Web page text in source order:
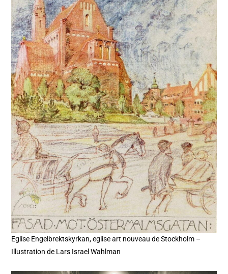
Eglise Engelbrektskyrkan, eglise art nouveau de Stockholm –
Illustration de Lars Israel Wahlman